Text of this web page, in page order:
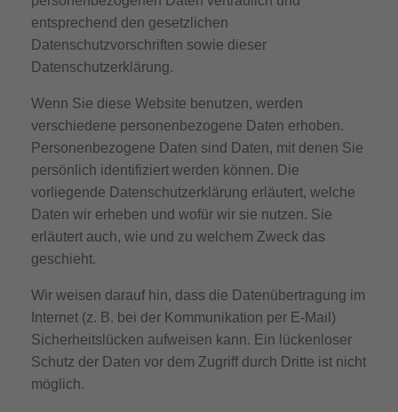
entsprechend den gesetzlichen
Datenschutzvorschriften sowie dieser
Datenschutzerklärung.
Wenn Sie diese Website benutzen, werden
verschiedene personenbezogene Daten erhoben.
Personenbezogene Daten sind Daten, mit denen Sie
persönlich identifiziert werden können. Die
vorliegende Datenschutzerklärung erläutert, welche
Daten wir erheben und wofür wir sie nutzen. Sie
erläutert auch, wie und zu welchem Zweck das
geschieht.
Wir weisen darauf hin, dass die Datenübertragung im
Internet (z. B. bei der Kommunikation per E-Mail)
Sicherheitslücken aufweisen kann. Ein lückenloser
Schutz der Daten vor dem Zugriff durch Dritte ist nicht
möglich.